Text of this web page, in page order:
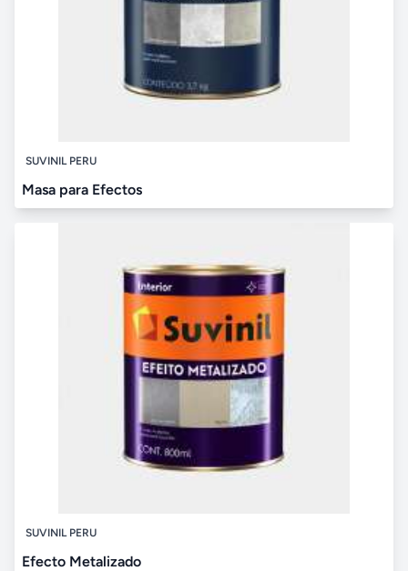
SUVINIL PERU
Masa para Efectos
SUVINIL PERU
Efecto Metalizado